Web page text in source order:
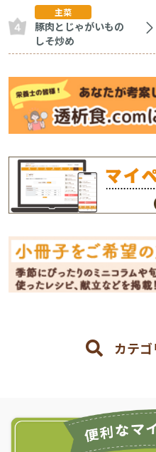
主菜
豚肉とじゃがいもの
しそ炒め
カテゴ